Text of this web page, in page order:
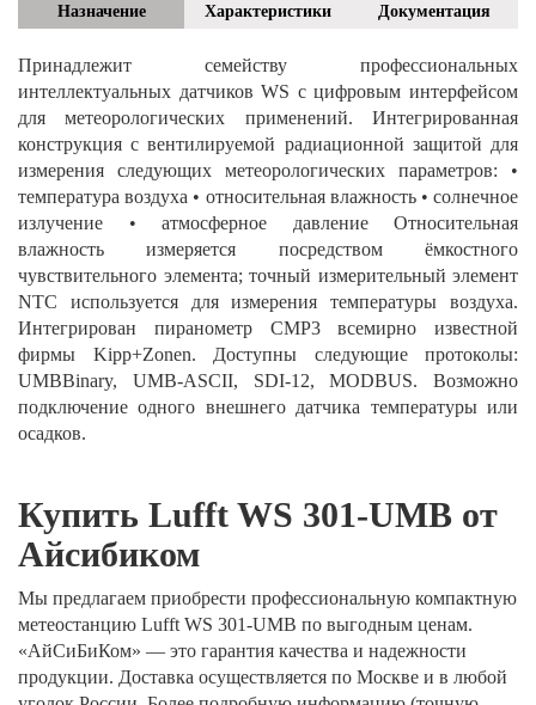
Назначение Характеристики Документация
Принадлежит семейству профессиональных
интеллектуальных датчиков WS с цифровым интерфейсом
для метеорологических применений. Интегрированная
конструкция с вентилируемой радиационной защитой для
измерения следующих метеорологических параметров: •
температура воздуха • относительная влажность • солнечное
излучение • атмосферное давление Относительная
влажность измеряется посредством ёмкостного
чувствительного элемента; точный измерительный элемент
NTC используется для измерения температуры воздуха.
Интегрирован пиранометр CMP3 всемирно известной
фирмы Kipp+Zonen. Доступны следующие протоколы:
UMBBinary, UMB-ASCII, SDI-12, MODBUS. Возможно
подключение одного внешнего датчика температуры или
осадков.
Купить Lufft WS 301-UMB от
Айсибиком
Мы предлагаем приобрести профессиональную компактную
метеостанцию Lufft WS 301-UMB по выгодным ценам.
«АйСиБиКом» — это гарантия качества и надежности
продукции. Доставка осуществляется по Москве и в любой